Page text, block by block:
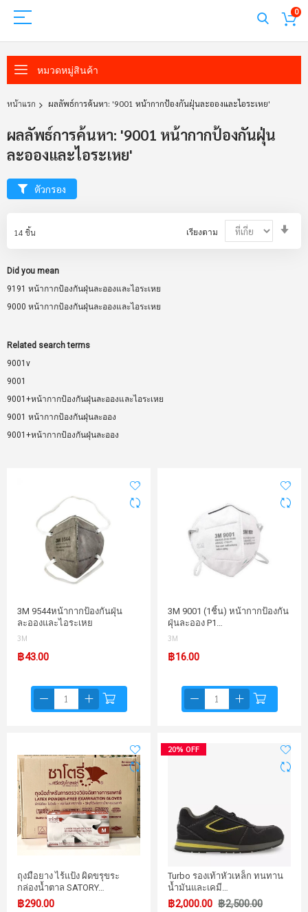
0
หมวดหมู่สินค้า
หน้าแรก ผลลัพธ์การค้นหา: '9001 หน้ากากป้องกันฝุ่นละอองและไอระเหย'
ผลลัพธ์การค้นหา: '9001 หน้ากากป้องกันฝุ่น
ละอองและไอระเหย'
14 ชิ้น เรียงตาม
Did you mean
9191 หน้ากากป้องกันฝุ่นละอองและไอระเหย
9000 หน้ากากป้องกันฝุ่นละอองและไอระเหย
Related search terms
9001v
9001
9001+หน้ากากป้องกันฝุ่นละอองและไอระเหย
9001 หน้ากากป้องกันฝุ่นละออง
9001+หน้ากากป้องกันฝุ่นละออง
3M 9544หน้ากากป้องกันฝุ่น
ละอองและไอระเหย
3M
฿43.00
3M 9001 (1ชิ้น) หน้ากากป้องกัน
ฝุ่นละออง P1…
3M
฿16.00
ถุงมือยาง ไร้แป้ง ผิดขรุขระ
กล่องน้ำตาล SATORY…
฿290.00
20% OFF
Turbo รองเท้าหัวเหล็ก ทนทาน
น้ำมันและเคมี…
฿2,000.00 ฿2,500.00
ตัวกรอง